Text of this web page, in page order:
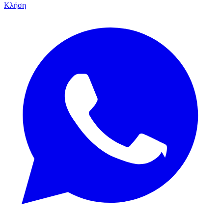
Κλήση